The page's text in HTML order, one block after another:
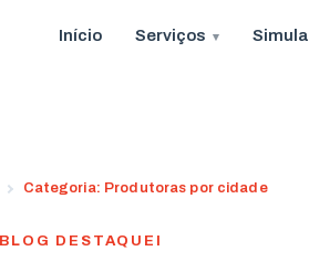
Início Serviços
Categoria: Produtoras por cidade
BLOG DESTAQUEI